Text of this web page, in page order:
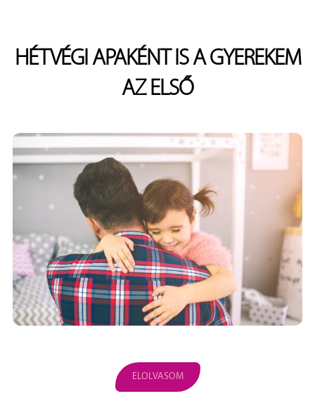
HÉTVÉGI APAKÉNT IS A GYEREKEM
AZ ELSŐ
ELOLVASOM